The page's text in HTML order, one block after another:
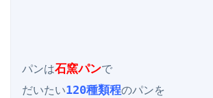
パンは石窯パンで
だいたい120種類程のパンを